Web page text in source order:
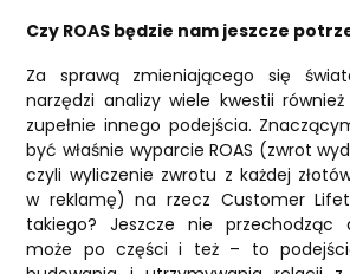
Czy ROAS będzie nam jeszcze
Za sprawą zmieniającego się
narzędzi analizy wiele kwestii
zupełnie innego podejścia.
być właśnie wyparcie ROAS (zwrot
czyli wyliczenie zwrotu z każdej
w reklamę) na rzecz Customer
takiego? Jeszcze nie
może po części i też – to